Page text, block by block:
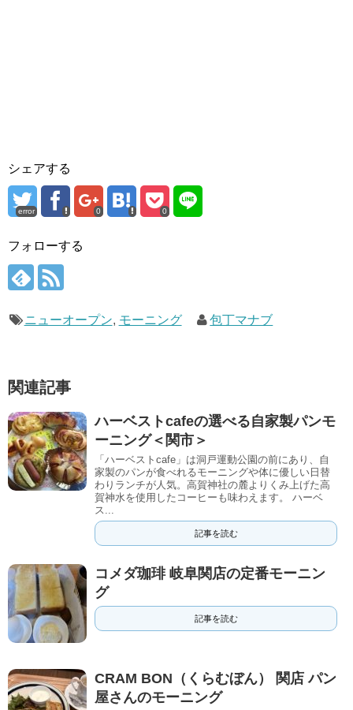
シェアする
error 0 0
フォローする
ニューオープン, モーニング 包丁マナブ
関連記事
ハーベストcafeの選べる自家製パンモ
ーニング＜関市＞
「ハーベストcafe」は洞戸運動公園の前にあり、自
家製のパンが食べれるモーニングや体に優しい日替
わりランチが人気。高賀神社の麓よりくみ上げた高
賀神水を使用したコーヒーも味わえます。 ハーベ
ス...
記事を読む
コメダ珈琲 岐阜関店の定番モーニン
グ
記事を読む
CRAM BON（くらむぼん） 関店 パン
屋さんのモーニング